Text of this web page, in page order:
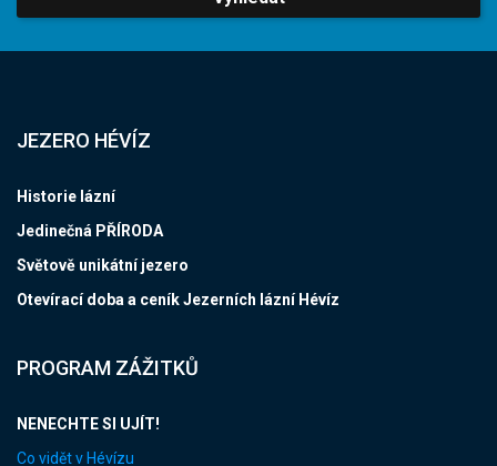
JEZERO HÉVÍZ
Historie lázní
Jedinečná PŘÍRODA
Světově unikátní jezero
Otevírací doba a ceník Jezerních lázní Hévíz
PROGRAM ZÁŽITKŮ
NENECHTE SI UJÍT!
Co vidět v Hévízu